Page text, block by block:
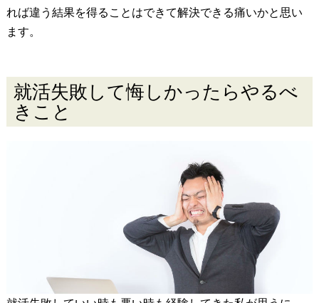
れば違う結果を得ることはできて解決できる痛いかと思い
ます。
就活失敗して悔しかったらやるべ
きこと